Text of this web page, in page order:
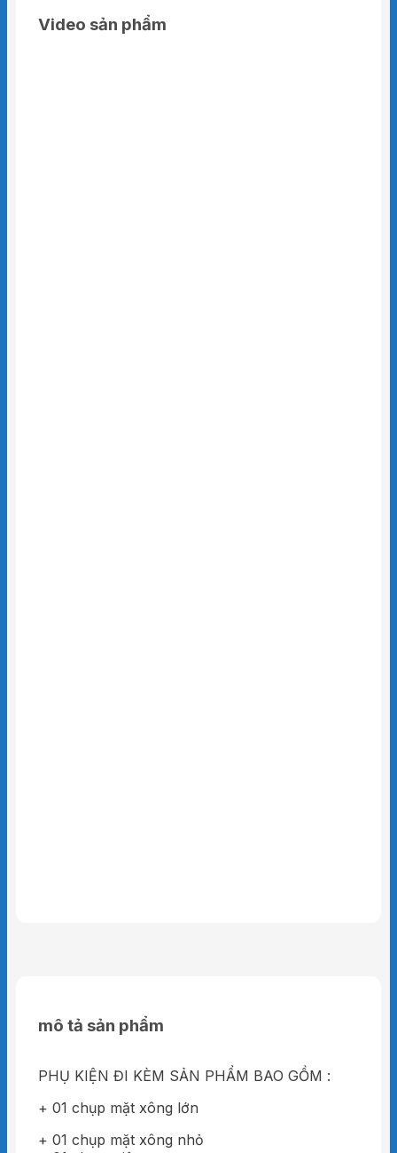
Video sản phẩm
mô tả sản phẩm
PHỤ KIỆN ĐI KÈM SẢN PHẨM BAO GỒM :
+ 01 chụp mặt xông lớn
+ 01 chụp mặt xông nhỏ